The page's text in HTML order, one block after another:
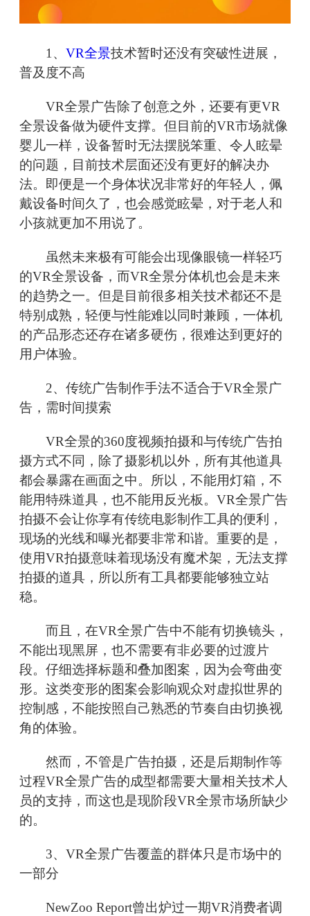
1、 VR全景技术暂时还没有突破性进展，
普及度不高
VR全景广告除了创意之外，还要有更VR
全景设备做为硬件支撑。但目前的VR市场就像
婴儿一样，设备暂时无法摆脱笨重、令人眩晕
的问题，目前技术层面还没有更好的解决办
法。即便是一个身体状况非常好的年轻人，佩
戴设备时间久了，也会感觉眩晕，对于老人和
小孩就更加不用说了。
虽然未来极有可能会出现像眼镜一样轻巧
的VR全景设备，而VR全景分体机也会是未来
的趋势之一。但是目前很多相关技术都还不是
特别成熟，轻便与性能难以同时兼顾，一体机
的产品形态还存在诸多硬伤，很难达到更好的
用户体验。
2、传统广告制作手法不适合于VR全景广
告，需时间摸索
VR全景的360度视频拍摄和与传统广告拍
摄方式不同，除了摄影机以外，所有其他道具
都会暴露在画面之中。所以，不能用灯箱，不
能用特殊道具，也不能用反光板。VR全景广告
拍摄不会让你享有传统电影制作工具的便利，
现场的光线和曝光都要非常和谐。重要的是，
使用VR拍摄意味着现场没有魔术架，无法支撑
拍摄的道具，所以所有工具都要能够独立站
稳。
而且，在VR全景广告中不能有切换镜头，
不能出现黑屏，也不需要有非必要的过渡片
段。仔细选择标题和叠加图案，因为会弯曲变
形。这类变形的图案会影响观众对虚拟世界的
控制感，不能按照自己熟悉的节奏自由切换视
角的体验。
然而，不管是广告拍摄，还是后期制作等
过程VR全景广告的成型都需要大量相关技术人
员的支持，而这也是现阶段VR全景市场所缺少
的。
3、VR全景广告覆盖的群体只是市场中的
一部分
NewZoo Report曾出炉过一期VR消费者调